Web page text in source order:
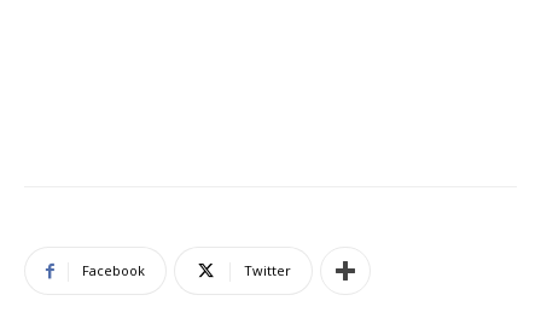
Facebook Twitter